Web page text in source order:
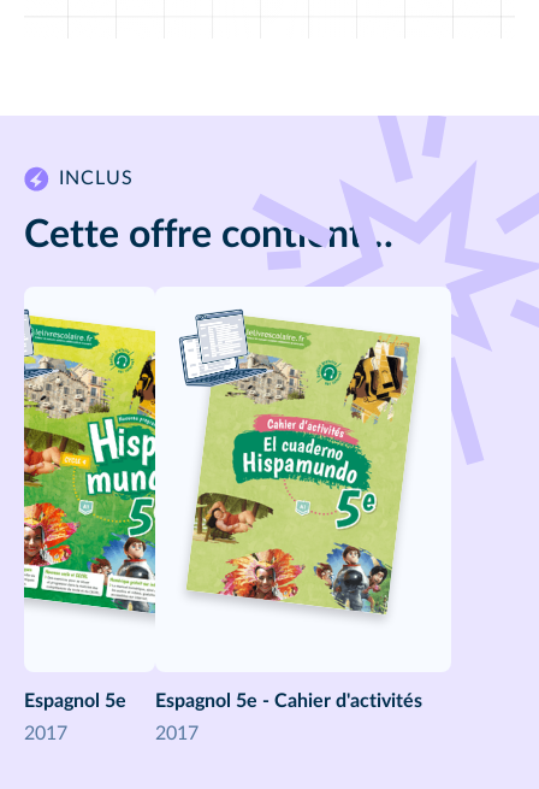
INCLUS
Cette offre contient…
Espagnol 5e
2017
Espagnol 5e - Cahier d'activités
2017